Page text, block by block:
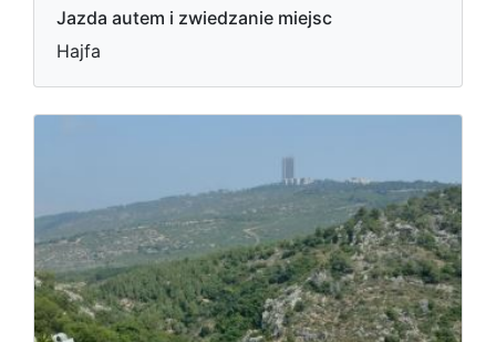
Jazda autem i zwiedzanie miejsc
Hajfa